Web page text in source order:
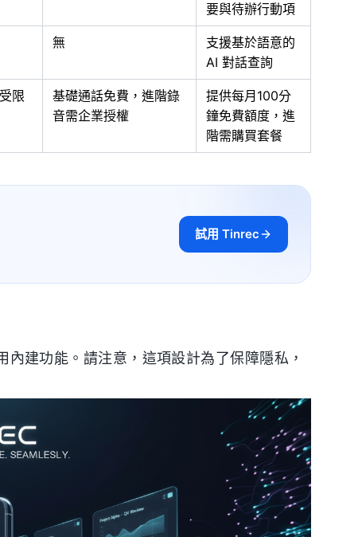
要與待辦行動項
無
支援基於語意的
AI 對話查詢
限
基礎通話免費，進階錄
音需企業授權
提供每月100分
鐘免費額度，進
階需購買套餐
試用 Tinrec
建功能。請注意，這項設計為了保障隱私，